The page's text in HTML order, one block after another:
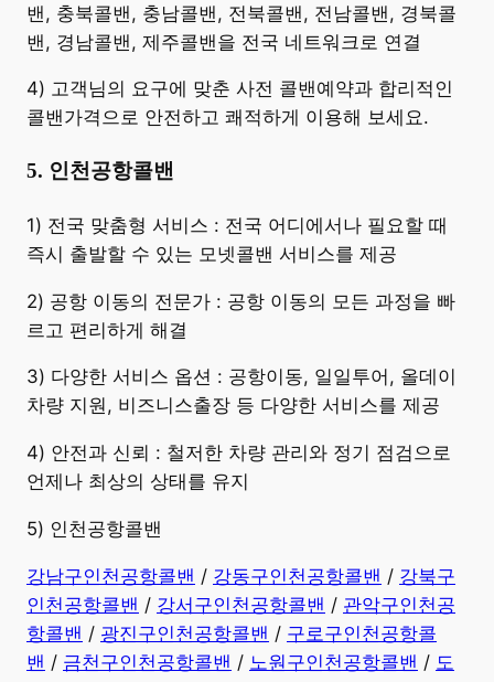
밴, 충북콜밴, 충남콜밴, 전북콜밴, 전남콜밴, 경북콜
밴, 경남콜밴, 제주콜밴을 전국 네트워크로 연결
4) 고객님의 요구에 맞춘 사전 콜밴예약과 합리적인
콜밴가격으로 안전하고 쾌적하게 이용해 보세요.
5. 인천공항콜밴
​1) 전국 맞춤형 서비스 : 전국 어디에서나 필요할 때
즉시 출발할 수 있는 모넷콜밴 서비스를 제공
2) 공항 이동의 전문가 : 공항 이동의 모든 과정을 빠
르고 편리하게 해결
3) 다양한 서비스 옵션 : 공항이동, 일일투어, 올데이
차량 지원, 비즈니스출장 등 다양한 서비스를 제공
4) 안전과 신뢰 : 철저한 차량 관리와 정기 점검으로
언제나 최상의 상태를 유지
5) 인천공항콜밴
강남구인천공항콜밴 / 강동구인천공항콜밴 / 강북구
인천공항콜밴 / 강서구인천공항콜밴 / 관악구인천공
항콜밴 / 광진구인천공항콜밴 / 구로구인천공항콜
밴 / 금천구인천공항콜밴 / 노원구인천공항콜밴 / 도